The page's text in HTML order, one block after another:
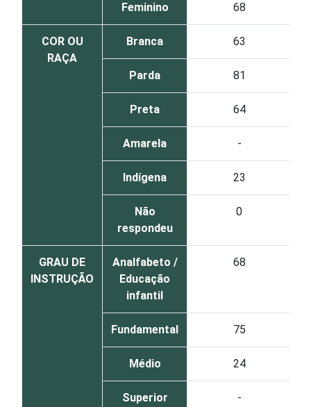
Feminino 68
COR OU
RAÇA
Branca 63
Parda 81
Preta 64
Amarela -
Indígena 23
Não
respondeu
0
GRAU DE
INSTRUÇÃO
Analfabeto /
Educação
infantil
68
Fundamental 75
Médio 24
Superior -